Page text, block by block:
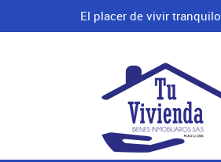
El placer de vivir tranquilo